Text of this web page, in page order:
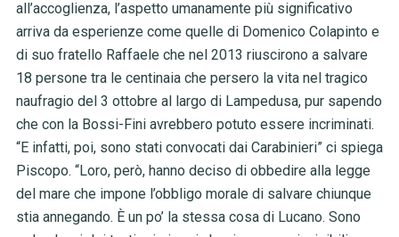
all’accoglienza, l’aspetto umanamente più significativo
arriva da esperienze come quelle di Domenico Colapinto e
di suo fratello Raffaele che nel 2013 riuscirono a salvare
18 persone tra le centinaia che persero la vita nel tragico
naufragio del 3 ottobre al largo di Lampedusa, pur sapendo
che con la Bossi-Fini avrebbero potuto essere incriminati.
“E infatti, poi, sono stati convocati dai Carabinieri” ci spiega
Piscopo. “Loro, però, hanno deciso di obbedire alla legge
del mare che impone l’obbligo morale di salvare chiunque
stia annegando. È un po’ la stessa cosa di Lucano. Sono